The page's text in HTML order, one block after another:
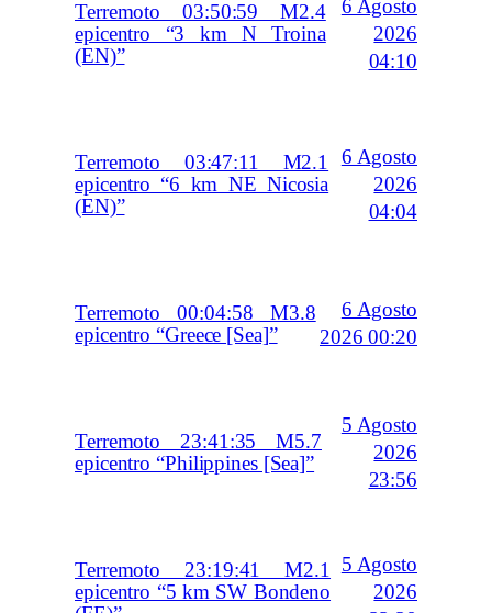
Terremoto 03:50:59 M2.4
epicentro “3 km N Troina
(EN)”
6 Agosto
2026
04:10
Terremoto 03:47:11 M2.1
epicentro “6 km NE Nicosia
(EN)”
6 Agosto
2026
04:04
Terremoto 00:04:58 M3.8
epicentro “Greece [Sea]”
6 Agosto
2026 00:20
Terremoto 23:41:35 M5.7
epicentro “Philippines [Sea]”
5 Agosto
2026
23:56
Terremoto 23:19:41 M2.1
epicentro “5 km SW Bondeno
5 Agosto
2026